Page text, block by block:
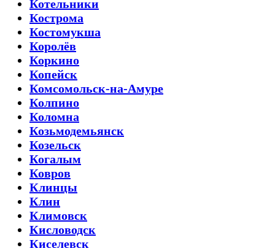
Котельники
Кострома
Костомукша
Королёв
Коркино
Копейск
Комсомольск-на-Амуре
Колпино
Коломна
Козьмодемьянск
Козельск
Когалым
Ковров
Клинцы
Клин
Климовск
Кисловодск
Киселевск